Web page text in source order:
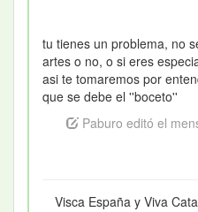
tu tienes un problema, no
artes o no, o si eres
asi te tomaremos por
que se debe el ''boceto''
Paburo editó el
Visca España y Viva